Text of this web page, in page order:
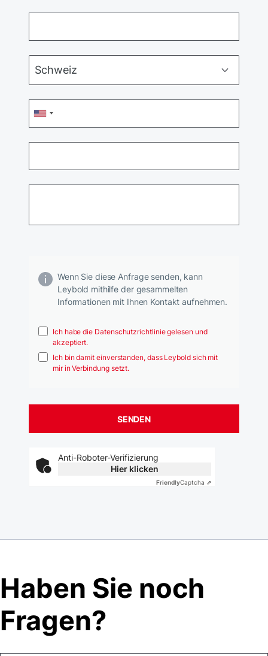
Wenn Sie diese Anfrage senden, kann
Leybold mithilfe der gesammelten
Informationen mit Ihnen Kontakt aufnehmen.
Ich habe die Datenschutzrichtlinie gelesen und
akzeptiert.
Ich bin damit einverstanden, dass Leybold sich mit
mir in Verbindung setzt.
Anti-Roboter-Verifizierung
Hier klicken
FriendlyCaptcha ⇗
Haben Sie noch
Fragen?